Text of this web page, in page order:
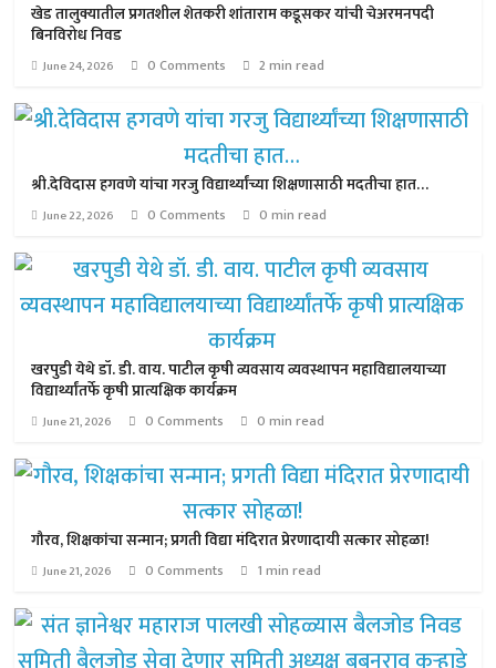
खेड तालुक्यातील प्रगतशील शेतकरी शांताराम कडूसकर यांची चेअरमनपदी
बिनविरोध निवड
June 24, 2026 0 Comments 2 min read
श्री.देविदास हगवणे यांचा गरजु विद्यार्थ्यांच्या शिक्षणासाठी मदतीचा हात…
June 22, 2026 0 Comments 0 min read
खरपुडी येथे डॉ. डी. वाय. पाटील कृषी व्यवसाय व्यवस्थापन महाविद्यालयाच्या
विद्यार्थ्यांतर्फे कृषी प्रात्यक्षिक कार्यक्रम
June 21, 2026 0 Comments 0 min read
गौरव, शिक्षकांचा सन्मान; प्रगती विद्या मंदिरात प्रेरणादायी सत्कार सोहळा!
June 21, 2026 0 Comments 1 min read